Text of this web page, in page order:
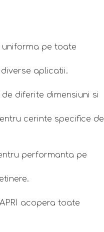
pe toate
aplicatii.
diferite dimensiuni si
cerinte specifice de
performanta pe
acopera toate